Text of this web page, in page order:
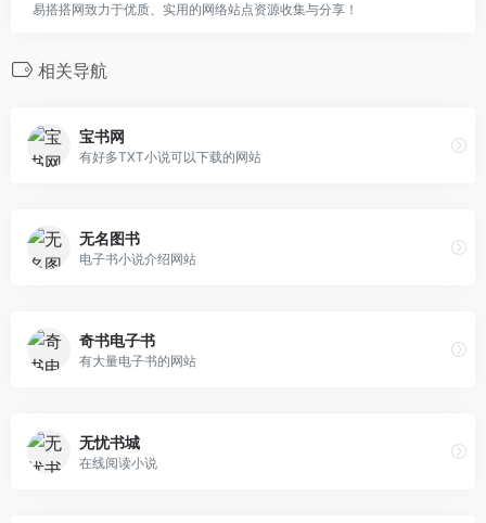
易搭搭网致力于优质、实用的网络站点资源收集与分享！
相关导航
宝书网
有好多TXT小说可以下载的网站
无名图书
电子书小说介绍网站
奇书电子书
有大量电子书的网站
无忧书城
在线阅读小说